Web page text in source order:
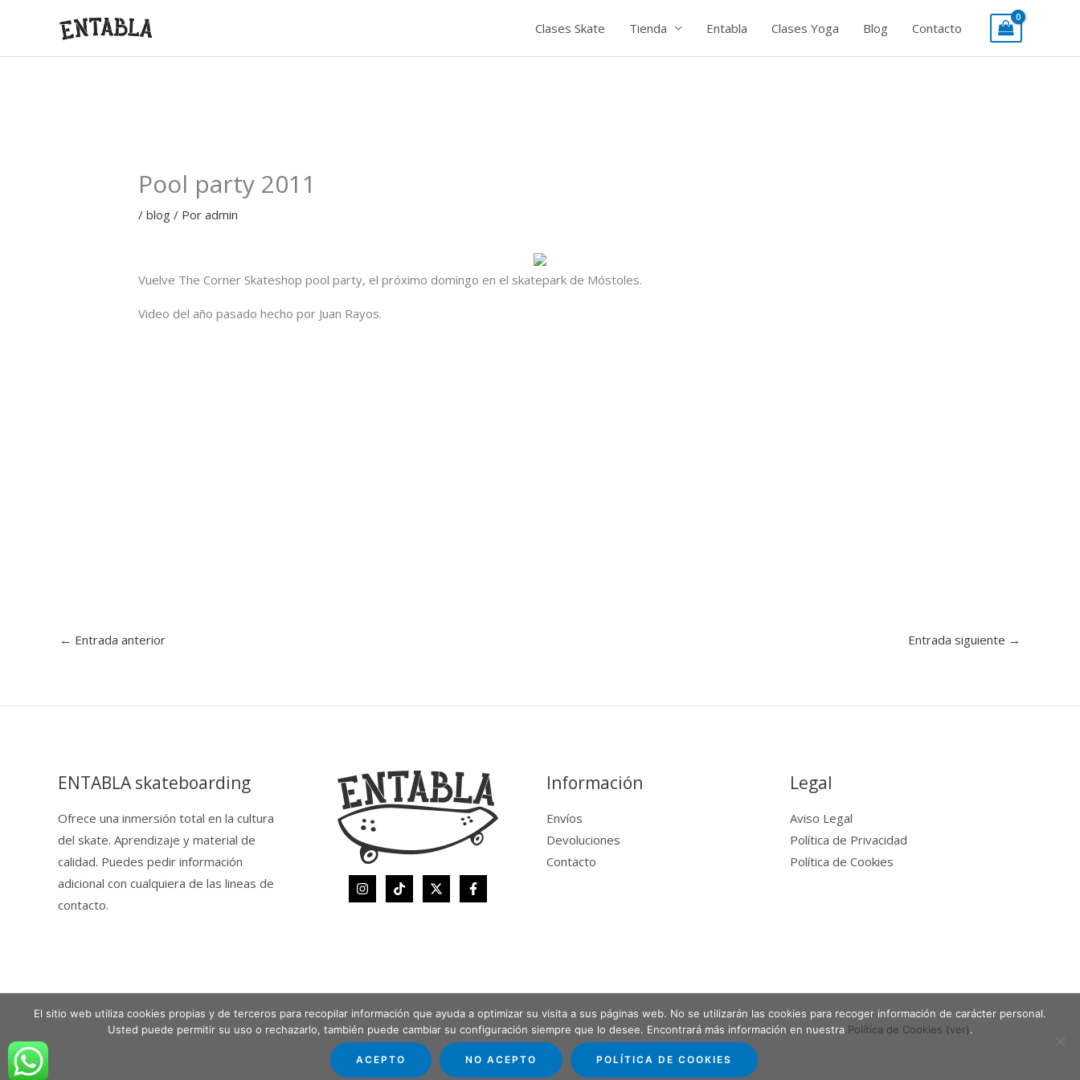
contenido
Clases Skate Tienda Entabla Clases Yoga Blog Contacto
Pool party 2011
/blog / Poradmin
Vuelve The Corner Skateshop pool party, el próximo domingo en el skatepark de Móstoles.
Video del año pasado hecho por Juan Rayos.
← Entrada anterior Entrada siguiente →
ENTABLA skateboarding
Ofrece una inmersión total en la cultura
del skate. Aprendizaje y material de
calidad. Puedes pedir información
adicional con cualquiera de las lineas de
contacto.
Información
Envíos
Devoluciones
Contacto
Legal
Aviso Legal
Política de Privacidad
Política de Cookies
Copyright © 2026 Entabla Clases de skate en Madrid Powered by Entabla Clases de skate en Madrid
El sitio web utiliza cookies propias y de terceros para recopilar información que ayuda a optimizar su visita a sus páginas web. No se utilizarán las cookies para recoger información de carácter personal.
Usted puede permitir su uso o rechazarlo, también puede cambiar su configuración siempre que lo desee. Encontrará más información en nuestra Política de Cookies (ver).
ACEPTO NO ACEPTO POLÍTICA DE COOKIES